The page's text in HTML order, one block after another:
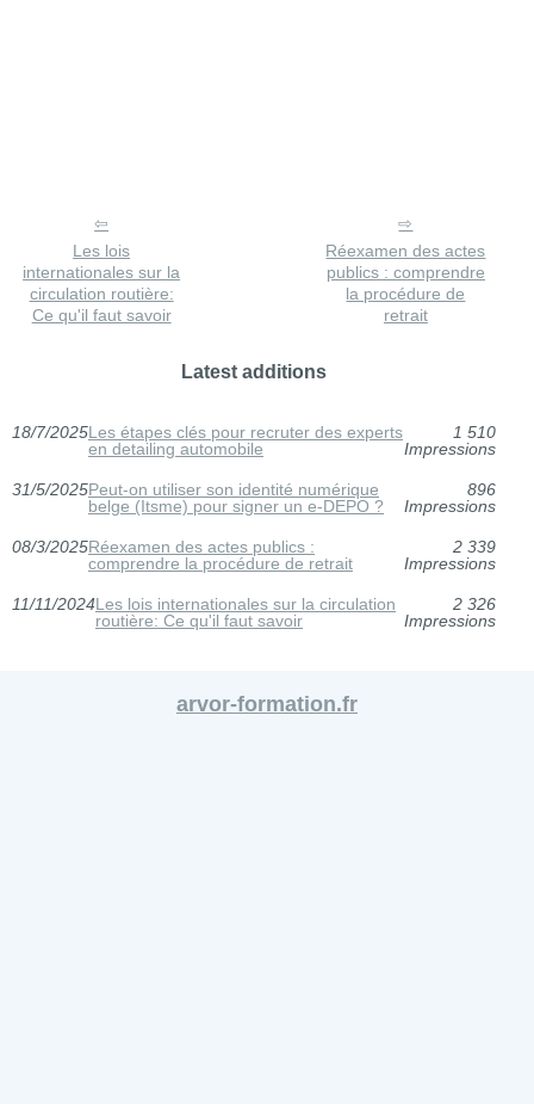
Les lois
internationales sur la
circulation routière:
Ce qu'il faut savoir
Réexamen des actes
publics : comprendre
la procédure de
retrait
Latest additions
18/7/2025Les étapes clés pour recruter des experts
en detailing automobile
1 510
Impressions
31/5/2025Peut-on utiliser son identité numérique
belge (Itsme) pour signer un e-DEPO ?
896
Impressions
08/3/2025Réexamen des actes publics :
comprendre la procédure de retrait
2 339
Impressions
11/11/2024Les lois internationales sur la circulation
routière: Ce qu'il faut savoir
2 326
Impressions
arvor-formation.fr